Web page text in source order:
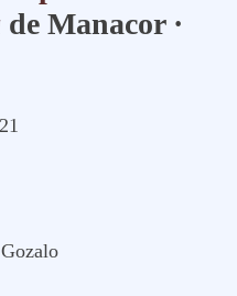
de Manacor ·